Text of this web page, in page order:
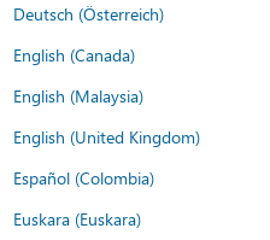
Deutsch (Österreich)
English (Canada)
English (Malaysia)
English (United Kingdom)
Español (Colombia)
Euskara (Euskara)